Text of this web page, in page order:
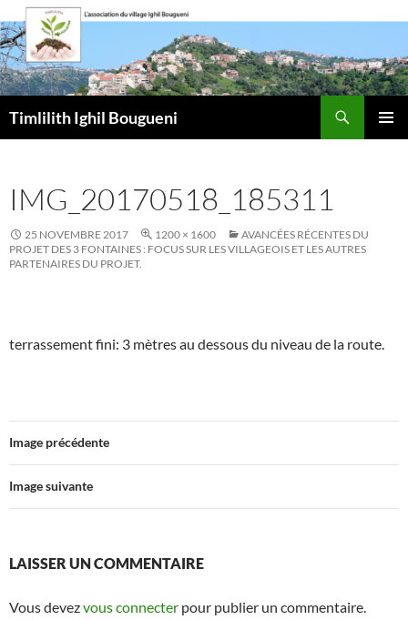
Aller
au
contenu
Timlilith Ighil Bougueni
IMG_20170518_185311
25 NOVEMBRE 2017 1200 × 1600
AVANCÉES RÉCENTES DU
PROJET DES 3 FONTAINES : FOCUS SUR LES VILLAGEOIS ET LES AUTRES
PARTENAIRES DU PROJET.
terrassement fini: 3 mètres au dessous du niveau de la route.
Image précédente
Image suivante
LAISSER UN COMMENTAIRE
Vous devezvous connecter pour publier un commentaire.